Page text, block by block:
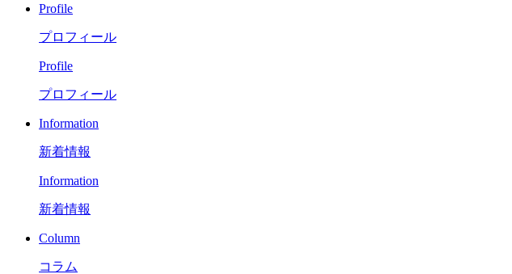
Profile
プロフィール
Profile
プロフィール
Information
新着情報
Information
新着情報
Column
コラム